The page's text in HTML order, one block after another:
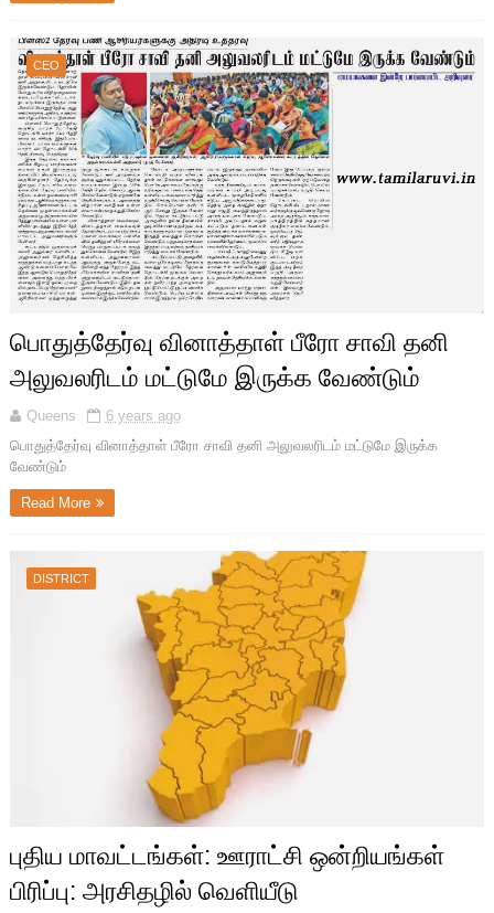
CEO
பொதுத்தேர்வு வினாத்தாள் பீரோ சாவி தனி
அலுவலரிடம் மட்டுமே இருக்க வேண்டும்
Queens
6 years ago
பொதுத்தேர்வு வினாத்தாள் பீரோ சாவி தனி அலுவலரிடம் மட்டுமே இருக்க
வேண்டும்
Read More
DISTRICT
புதிய மாவட்டங்கள்: ஊராட்சி ஒன்றியங்கள்
பிரிப்பு: அரசிதழில் வெளியீடு